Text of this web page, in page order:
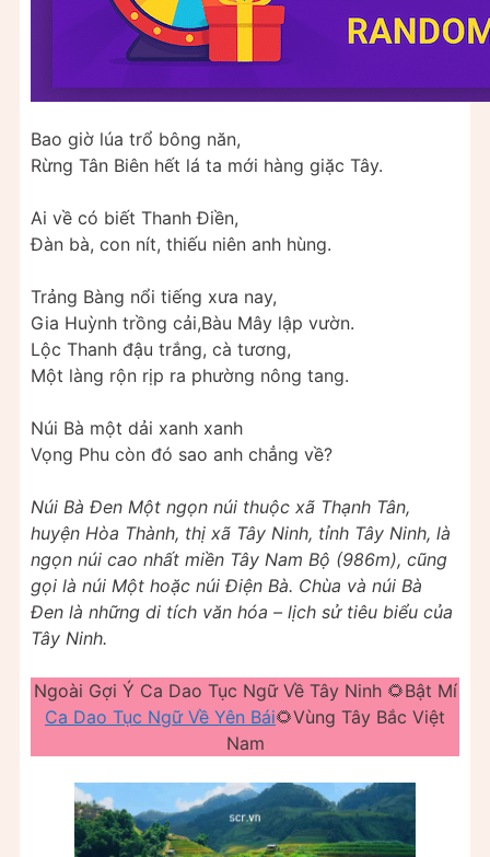
Bao giờ lúa trổ bông năn,
Rừng Tân Biên hết lá ta mới hàng giặc Tây.
Ai về có biết Thanh Điền,
Đàn bà, con nít, thiếu niên anh hùng.
Trảng Bàng nổi tiếng xưa nay,
Gia Huỳnh trồng cải,Bàu Mây lập vườn.
Lộc Thanh đậu trắng, cà tương,
Một làng rộn rịp ra phường nông tang.
Núi Bà một dải xanh xanh
Vọng Phu còn đó sao anh chẳng về?
Núi Bà Đen Một ngọn núi thuộc xã Thạnh Tân,
huyện Hòa Thành, thị xã Tây Ninh, tỉnh Tây Ninh, là
ngọn núi cao nhất miền Tây Nam Bộ (986m), cũng
gọi là núi Một hoặc núi Điện Bà. Chùa và núi Bà
Đen là những di tích văn hóa – lịch sử tiêu biểu của
Tây Ninh.
Ngoài Gợi Ý Ca Dao Tục Ngữ Về Tây Ninh 🌻Bật Mí
Ca Dao Tục Ngữ Về Yên Bái🌻Vùng Tây Bắc Việt
Nam